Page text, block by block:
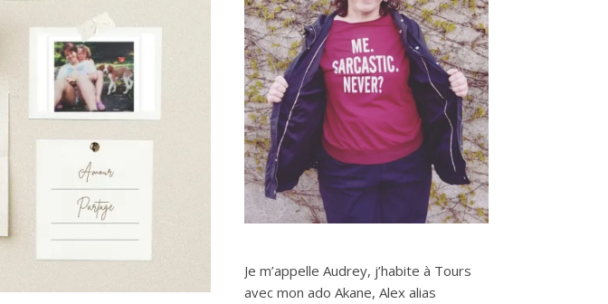
Je m’appelle Audrey, j’habite à Tours
avec mon ado Akane, Alex alias